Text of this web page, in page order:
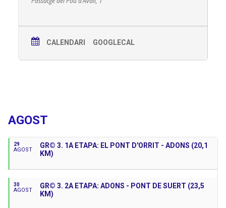
Informació i inscripcions (fins l’11 d’octubre):
de l’Entitat
CALENDARI GOOGLECAL
AGOST
29
AGOST
GR© 3. 1A ETAPA: EL PONT D'ORRIT - ADONS (20,1
KM)
30
AGOST
GR© 3. 2A ETAPA: ADONS - PONT DE SUERT (23,5
KM)